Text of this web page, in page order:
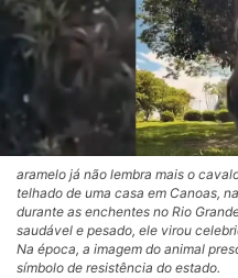
aramelo já não lembra mais o
telhado de uma casa em Canoas,
durante as enchentes no Rio
saudável e pesado, ele virou
Na época, a imagem do animal
símbolo de resistência do estado.